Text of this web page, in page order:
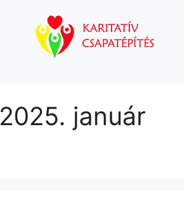
2025. január